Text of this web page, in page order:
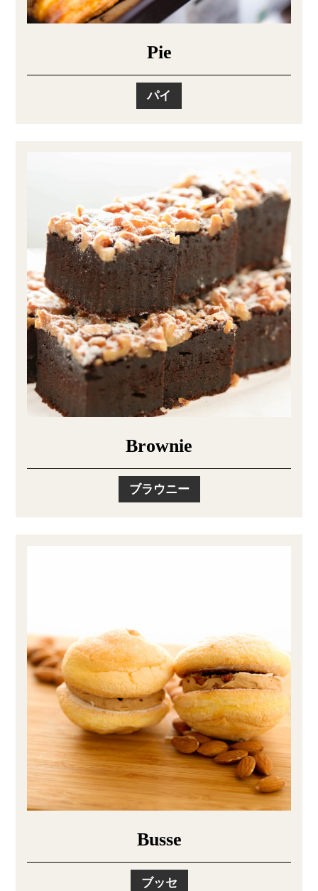
Pie
パイ
Brownie
ブラウニー
Busse
ブッセ